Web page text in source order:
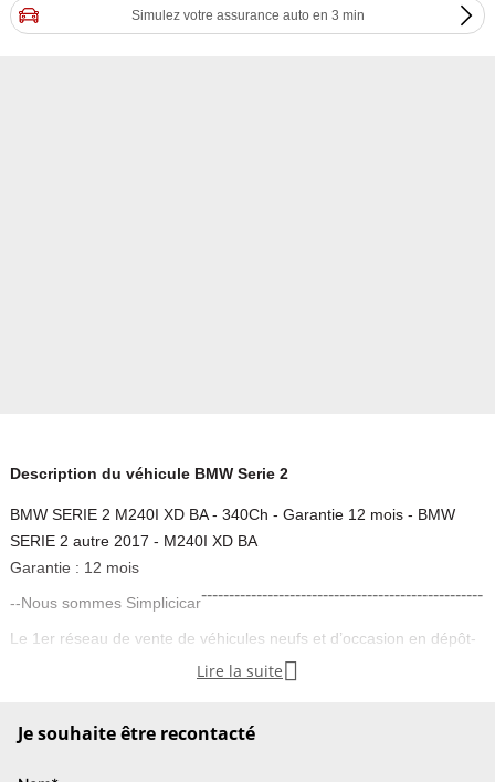
Simulez votre assurance auto en 3 min
Description du véhicule BMW Serie 2
BMW SERIE 2 M240I XD BA - 340Ch - Garantie 12 mois - BMW
SERIE 2 autre 2017 - M240I XD BA
Garantie : 12 mois
--Nous sommes Simplicicar
Le 1er réseau de vente de véhicules neufs et d’occasion en dépôt-
vente, présent partout en France, DOM-TOM et Belgique.
soigneusement sélectionnée par notre équipe.
---------------------------------------------------
Lire la suite 
Je souhaite être recontacté